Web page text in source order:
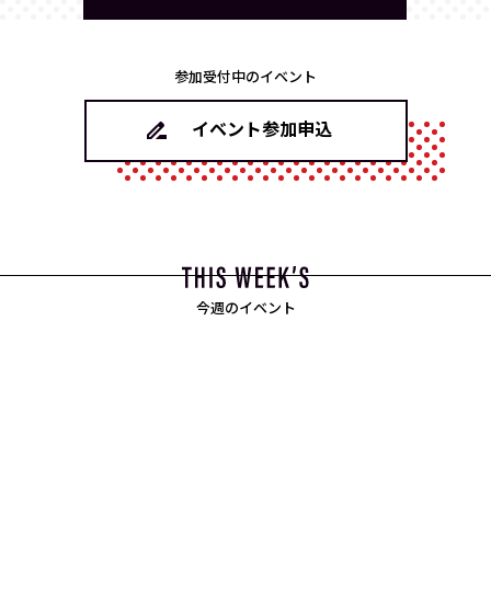
参加受付中のイベント
イベント参加申込
今週のイベント